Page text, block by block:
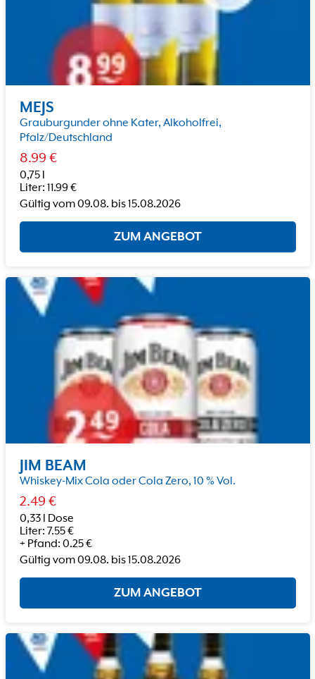
MEJS
Grauburgunder ohne Kater, Alkoholfrei,
Pfalz/Deutschland
8.99 €
0,75 l
Liter: 11.99€
Gültig vom09.08. bis15.08.2026
ZUM ANGEBOT
JIM BEAM
Whiskey-Mix Cola oder Cola Zero, 10 % Vol.
2.49 €
0,33 l Dose
Liter: 7.55€
+ Pfand: 0.25€
Gültig vom09.08. bis15.08.2026
ZUM ANGEBOT